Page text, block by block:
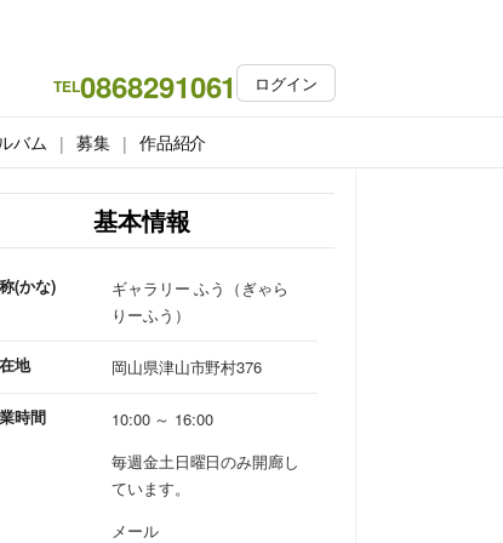
TEL0868291061 ログイン
バム 募集 作品紹介
基本情報
(かな)
ギャラリー ふう（ぎゃら
りーふう）
地 岡山県津山市野村376
時間
10:00 ～ 16:00
毎週金土日曜日のみ開廊し
ています。
メール